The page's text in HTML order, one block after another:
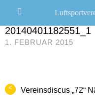
CHRISTOPH R. SCHWARZ
20140401182551_1
1. FEBRUAR 2015
< Vereinsdiscus „72“